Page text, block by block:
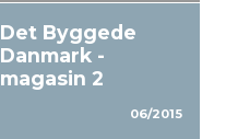
Det Byggede
Danmark -
magasin 2
06/2015